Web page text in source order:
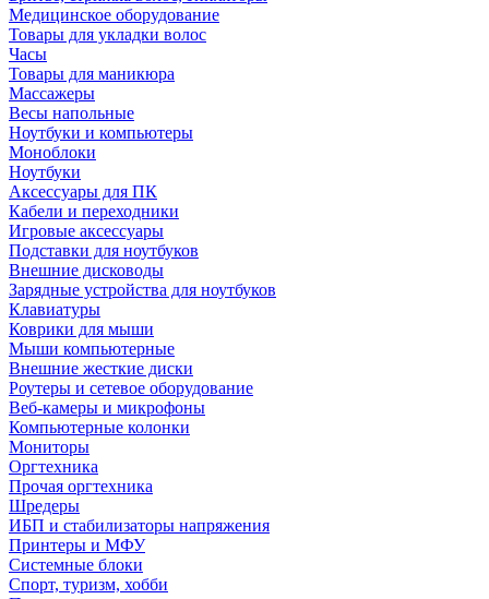
Медицинское оборудование
Товары для укладки волос
Часы
Товары для маникюра
Массажеры
Весы напольные
Ноутбуки и компьютеры
Моноблоки
Ноутбуки
Аксессуары для ПК
Кабели и переходники
Игровые аксессуары
Подставки для ноутбуков
Внешние дисководы
Зарядные устройства для ноутбуков
Клавиатуры
Коврики для мыши
Мыши компьютерные
Внешние жесткие диски
Роутеры и сетевое оборудование
Веб-камеры и микрофоны
Компьютерные колонки
Мониторы
Оргтехника
Прочая оргтехника
Шредеры
ИБП и стабилизаторы напряжения
Принтеры и МФУ
Системные блоки
Спорт, туризм, хобби